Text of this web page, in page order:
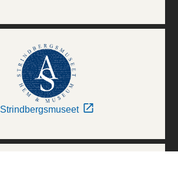
Strindbergsmuseet